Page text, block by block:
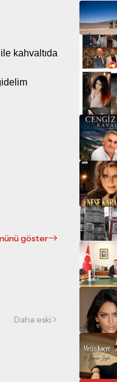
kahvaltıda
göster
Daha eski